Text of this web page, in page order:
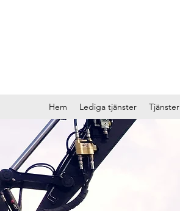
Hem Lediga tjänster Tjänster